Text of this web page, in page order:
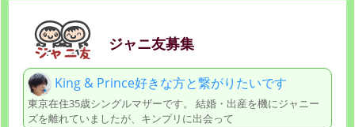
ジャニ友募集
King & Prince好きな方と繋がりたいです
東京在住35歳シングルマザーです。 結婚・出産を機にジャニー
ズを離れていましたが、キンプリに出会って